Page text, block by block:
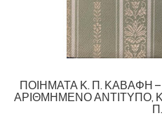
ΠΟΙΉΜΑΤΑ Κ. Π. ΚΑΒΆΦΗ
ΑΡΙΘΜΗΜΈΝΟ ΑΝΤΊΤΥΠΟ,
Π.